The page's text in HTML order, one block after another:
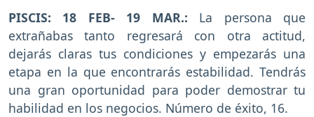
PISCIS: 18 FEB- 19 MAR.: La persona que
extrañabas tanto regresará con otra actitud,
dejarás claras tus condiciones y empezarás una
etapa en la que encontrarás estabilidad. Tendrás
una gran oportunidad para poder demostrar tu
habilidad en los negocios. Número de éxito, 16.